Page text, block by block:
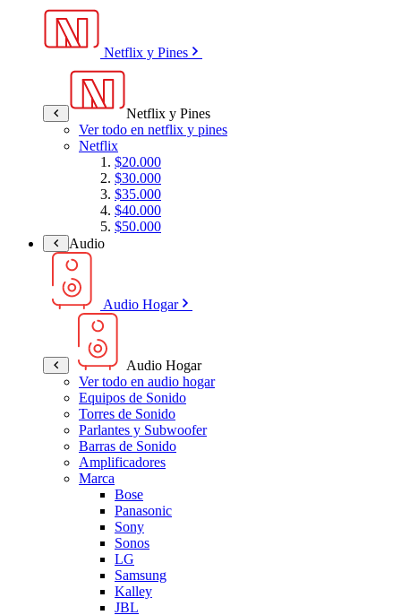
Netflix y Pines
Netflix y Pines
Ver todo en netflix y pines
Netflix
$20.000
$30.000
$35.000
$40.000
$50.000
Audio
Audio Hogar
Audio Hogar
Ver todo en audio hogar
Equipos de Sonido
Torres de Sonido
Parlantes y Subwoofer
Barras de Sonido
Amplificadores
Marca
Bose
Panasonic
Sony
Sonos
LG
Samsung
Kalley
JBL